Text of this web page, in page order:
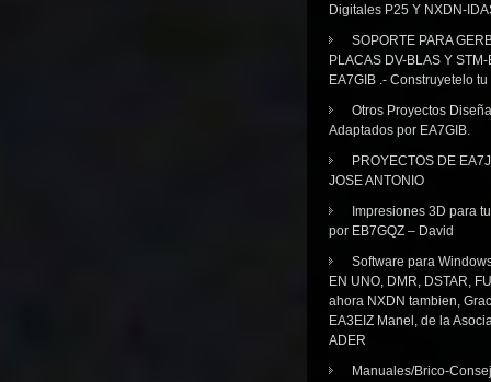
Digitales P25 Y NXDN-
SOPORTE PARA
PLACAS DV-BLAS Y
EA7GIB .- Construyetelo
Otros Proyectos
Adaptados por EA7GIB.
PROYECTOS DE
JOSE ANTONIO
Impresiones 3D para
por EB7GQZ – David
Software para
EN UNO, DMR, DSTAR,
ahora NXDN tambien,
EA3EIZ Manel, de la
ADER
Manuales/Brico-